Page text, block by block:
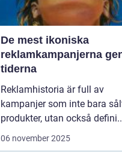
De mest ikoniska
reklamkampanjerna
tiderna
Reklamhistoria är full av
kampanjer som inte bara
produkter, utan också
06 november 2025